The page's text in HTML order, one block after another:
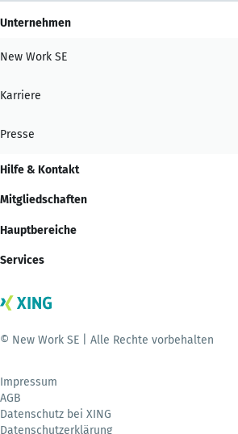
Unternehmen
New Work SE
Karriere
Presse
Hilfe & Kontakt
Mitgliedschaften
Hauptbereiche
Services
© New Work SE | Alle Rechte vorbehalten
Impressum
AGB
Datenschutz bei XING
Datenschutzerklärung